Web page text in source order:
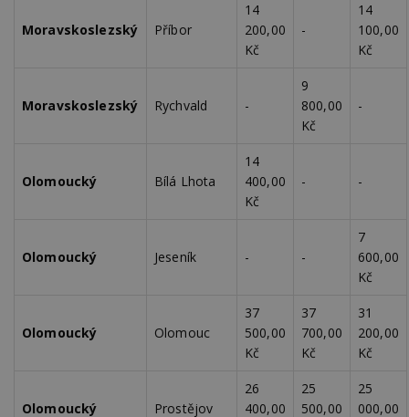
Moravskoslezský Příbor
14
200,00
Kč
-
14
100,00
Kč
Moravskoslezský Rychvald -
9
800,00
Kč
-
Olomoucký Bílá Lhota
14
400,00
Kč
- -
Olomoucký Jeseník - -
7
600,00
Kč
Olomoucký Olomouc
37
500,00
Kč
37
700,00
Kč
31
200,00
Kč
Olomoucký Prostějov
26
400,00
25
500,00
25
000,00
webu,
TDCPM
The Trade Desk
Inc.
.adsrvr.org
YSC
Google LLC
.youtube.com
Zavřením
prohlížeče
Tento